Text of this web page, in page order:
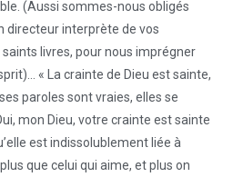
(Aussi sommes-nous obligés
directeur interprète de vos
livres, pour nous imprégner
« La crainte de Dieu est sainte,
paroles sont vraies, elles se
mon Dieu, votre crainte est sainte
est indissolublement liée à
que celui qui aime, et plus on